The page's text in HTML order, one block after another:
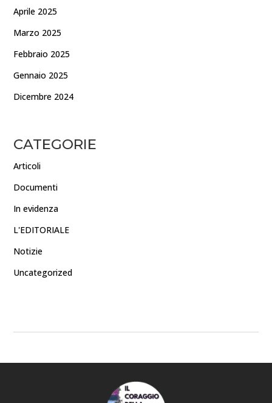
Aprile 2025
Marzo 2025
Febbraio 2025
Gennaio 2025
Dicembre 2024
CATEGORIE
Articoli
Documenti
In evidenza
L'EDITORIALE
Notizie
Uncategorized